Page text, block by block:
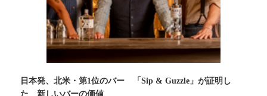
日本発、北米・第1位のバー 「Sip & Guzzle」が証明し
た 新しいバーの価値